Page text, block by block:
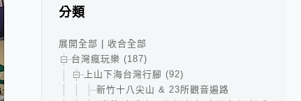
分類
展開全部
收合全部
台灣瘋玩樂 (187)
上山下海台灣行腳 (92)
新竹十八尖山 & 23所觀音遍路